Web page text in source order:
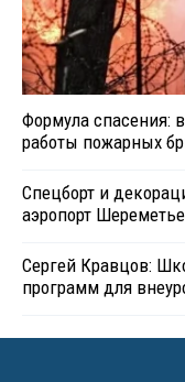
Формула спасения:
работы пожарных
Спецборт и
аэропорт
Сергей Кравцов:
программ для